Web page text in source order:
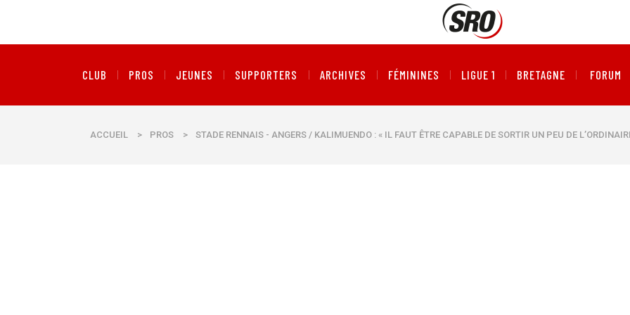
CLUB PROS JEUNES SUPPORTERS ARCHIVES FÉMININES LIGUE 1 BRETAGNE FORUM
ACCUEIL > PROS > STADE RENNAIS - ANGERS / KALIMUENDO : « IL FAUT ÊTRE CAPABLE DE SORTIR UN PEU DE